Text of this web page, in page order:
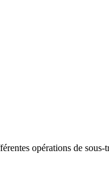
opérations de sous-